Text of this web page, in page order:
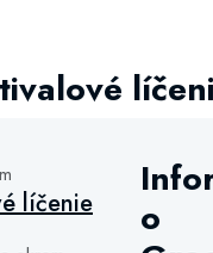
líčenie
o